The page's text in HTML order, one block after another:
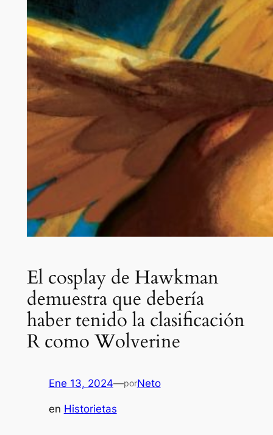
El cosplay de Hawkman
demuestra que debería
haber tenido la clasificación
R como Wolverine
Ene 13, 2024—porNeto
en Historietas